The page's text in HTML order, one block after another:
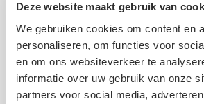
Deze website maakt gebruik van
We gebruiken cookies om content en
personaliseren, om functies voor
en om ons websiteverkeer te
informatie over uw gebruik van onze
partners voor social media,
Ingredients
Allergens
Nutrition per 100 grams
EAN: 8712200291387 | Artikelnummer: